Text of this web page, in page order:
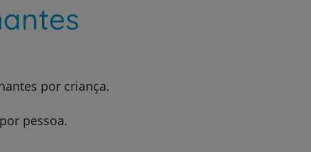
por criança.
pessoa.